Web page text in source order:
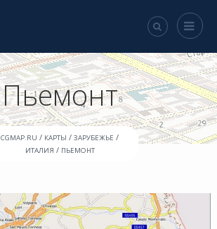
Пьемонт
CGMAP.RU / КАРТЫ / ЗАРУБЕЖЬЕ /
ИТАЛИЯ / ПЬЕМОНТ